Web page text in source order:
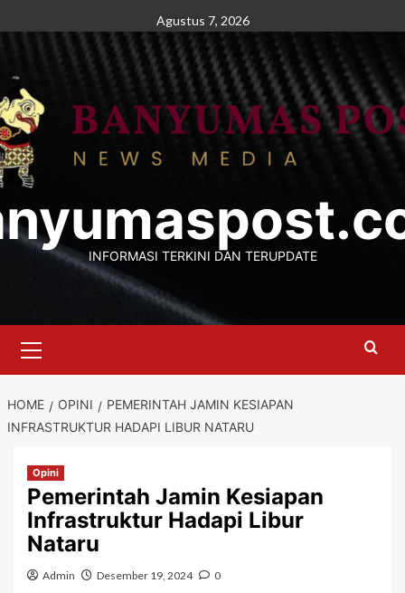
to
Agustus 7, 2026
INFORMASI TERKINI DAN TERUPDATE
Menu
HOME OPINI
PEMERINTAH JAMIN KESIAPAN
INFRASTRUKTUR HADAPI LIBUR NATARU
Opini
Pemerintah Jamin Kesiapan
Infrastruktur Hadapi Libur
Nataru
Admin Desember 19, 2024 0